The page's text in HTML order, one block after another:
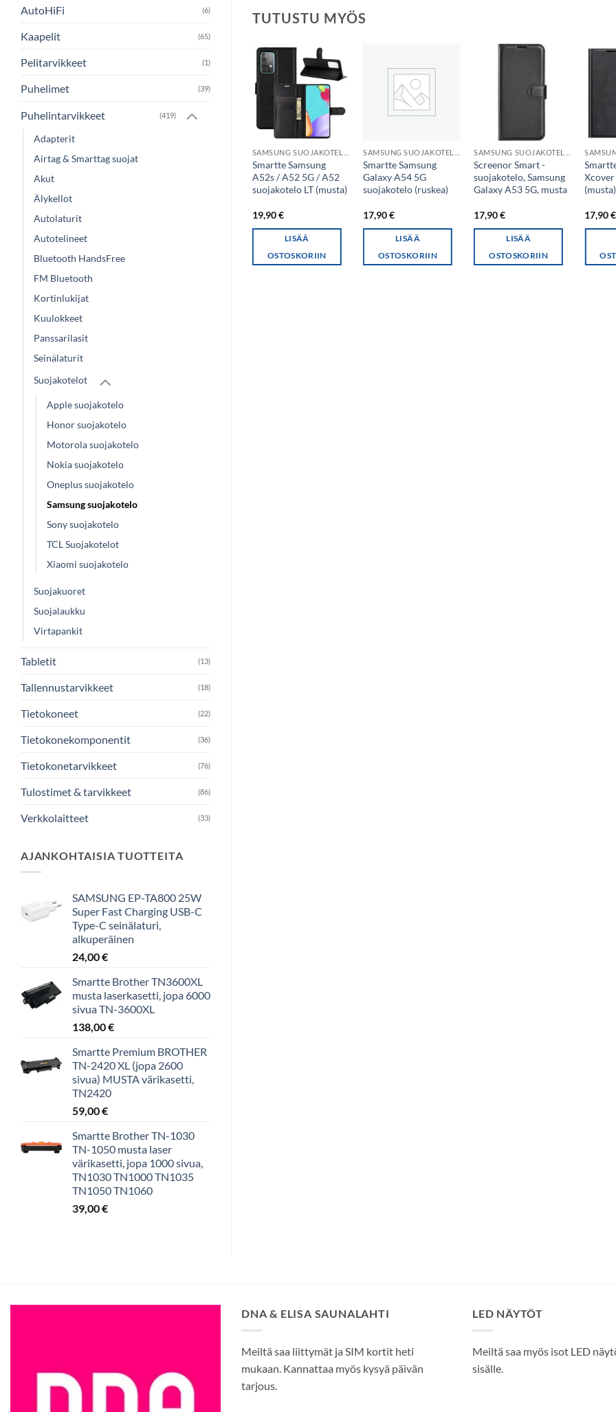
AutoHiFi (6)
Kaapelit (65)
Pelitarvikkeet (1)
Puhelimet (39)
Puhelintarvikkeet (419)
Adapterit
Airtag & Smarttag suojat
Akut
Älykellot
Autolaturit
Autotelineet
Bluetooth HandsFree
FM Bluetooth
Kortinlukijat
Kuulokkeet
Panssarilasit
Seinälaturit
Suojakotelot
Apple suojakotelo
Honor suojakotelo
Motorola suojakotelo
Nokia suojakotelo
Oneplus suojakotelo
Samsung suojakotelo
Sony suojakotelo
TCL Suojakotelot
Xiaomi suojakotelo
Suojakuoret
Suojalaukku
Virtapankit
Tabletit (13)
Tallennustarvikkeet (18)
Tietokoneet (22)
Tietokonekomponentit (36)
Tietokonetarvikkeet (76)
Tulostimet & tarvikkeet (86)
Verkkolaitteet (33)
AJANKOHTAISIA TUOTTEITA
SAMSUNG EP-TA800 25W
Super Fast Charging USB-C
Type-C seinälaturi,
alkuperäinen
24,00€
Smartte Brother TN3600XL
musta laserkasetti, jopa 6000
sivua TN-3600XL
138,00€
Smartte Premium BROTHER
TN-2420 XL (jopa 2600
sivua) MUSTA värikasetti,
TN2420
59,00€
Smartte Brother TN-1030
TN-1050 musta laser
värikasetti, jopa 1000 sivua,
TN1030 TN1000 TN1035
TN1050 TN1060
39,00€
TUTUSTU MYÖS
Smartte Samsung
A52s / A52 5G / A52
suojakotelo LT (musta)
19,90€
LISÄÄ
OSTOSKORIIN
Smartte Samsung
Galaxy A54 5G
suojakotelo (ruskea)
17,90€
LISÄÄ
OSTOSKORIIN
Screenor Smart -
suojakotelo, Samsung
Galaxy A53 5G, musta
17,90€
LISÄÄ
OSTOSKORIIN
(musta)
17,90€
DNA & ELISA SAUNALAHTI
Meiltä saa liittymät ja SIM kortit heti
mukaan. Kannattaa myös kysyä päivän
tarjous.
LED NÄYTÖT
Meiltä saa myös isot LED
sisälle.